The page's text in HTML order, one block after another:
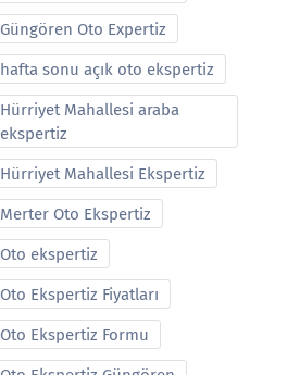
Güngören Oto Expertiz
hafta sonu açık oto ekspertiz
Hürriyet Mahallesi araba
ekspertiz
Hürriyet Mahallesi Ekspertiz
Merter Oto Ekspertiz
Oto ekspertiz
Oto Ekspertiz Fiyatları
Oto Ekspertiz Formu